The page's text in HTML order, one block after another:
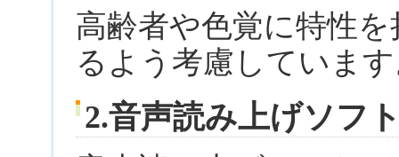
高齢者や色覚に特性
るよう考慮していま
2.音声読み上げソフ